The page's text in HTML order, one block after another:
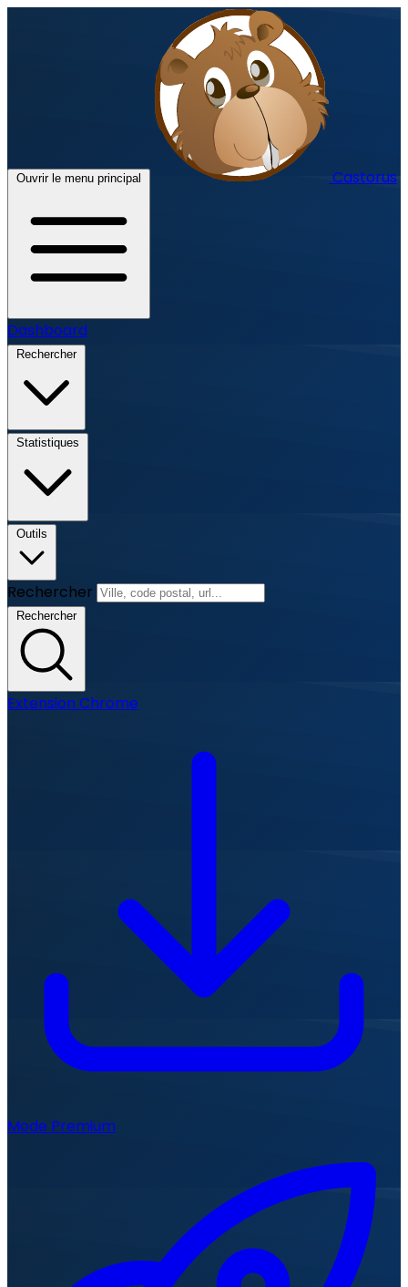
Ouvrir le menu principal Castorus
Dashboard
Rechercher
Statistiques
Outils
Rechercher
Rechercher
Extension Chrome
Mode Premium